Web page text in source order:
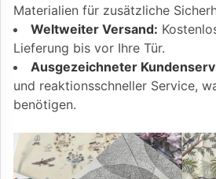
Materialien für zusätzliche
Weltweiter Versand:
Lieferung bis vor Ihre Tür.
Ausgezeichneter
und reaktionsschneller Service,
benötigen.